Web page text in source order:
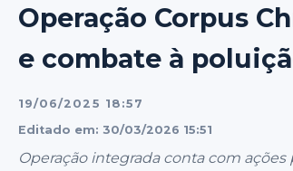
Operação Corpus
e combate à
19/06/2025 18:57
Editado em: 30/03/2026 15:51
Operação integrada conta com